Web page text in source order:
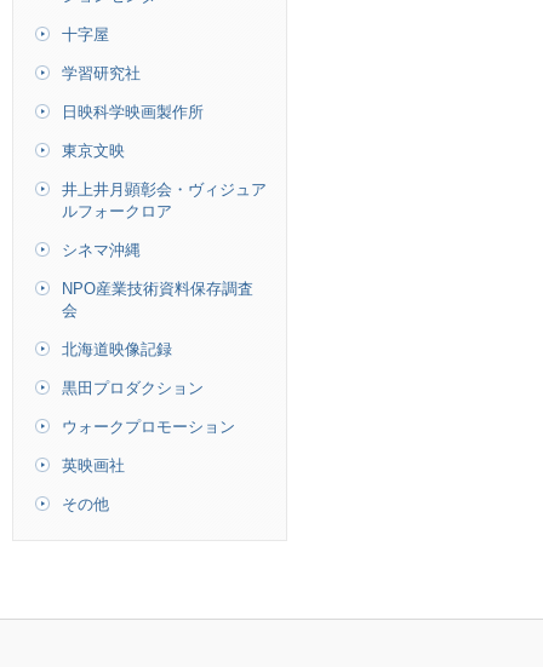
十字屋
学習研究社
日映科学映画製作所
東京文映
井上井月顕彰会・ヴィジュア
ルフォークロア
シネマ沖縄
NPO産業技術資料保存調査
会
北海道映像記録
黒田プロダクション
ウォークプロモーション
英映画社
その他